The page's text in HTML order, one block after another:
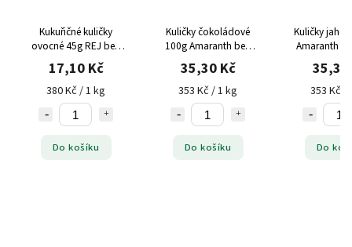
Kukuřičné kuličky
ovocné 45g REJ bez
lepku
17,10 Kč
380 Kč / 1 kg
Do košíku
Kuličky čokoládové
100g Amaranth bez
lepku
35,30 Kč
353 Kč / 1 kg
Do košíku
Kuličky
Amaranth
35,30
353 Kč /
Do